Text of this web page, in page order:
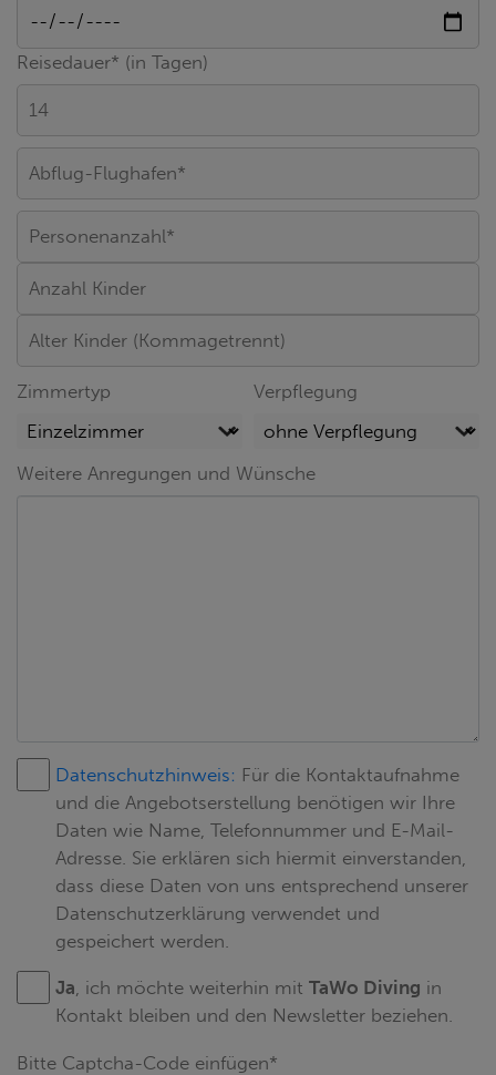
Reisedauer* (in Tagen)
Zimmertyp Verpflegung
Weitere Anregungen und Wünsche
Datenschutzhinweis: Für die Kontaktaufnahme
und die Angebotserstellung benötigen wir Ihre
Daten wie Name, Telefonnummer und E-Mail-
Adresse. Sie erklären sich hiermit einverstanden,
dass diese Daten von uns entsprechend unserer
Datenschutzerklärung verwendet und
gespeichert werden.
Ja , ich möchte weiterhin mit TaWo Diving in
Kontakt bleiben und den Newsletter beziehen.
Bitte Captcha-Code einfügen*